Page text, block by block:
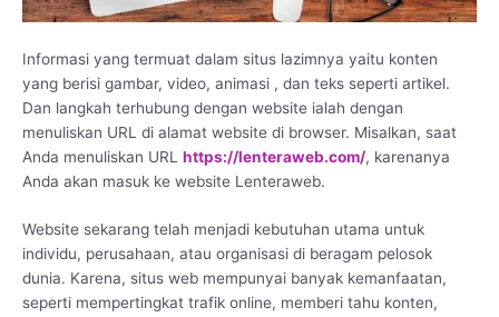
Informasi yang termuat dalam situs lazimnya yaitu konten
yang berisi gambar, video, animasi , dan teks seperti artikel.
Dan langkah terhubung dengan website ialah dengan
menuliskan URL di alamat website di browser. Misalkan, saat
Anda menuliskan URL https://lenteraweb.com/, karenanya
Anda akan masuk ke website Lenteraweb.
Website sekarang telah menjadi kebutuhan utama untuk
individu, perusahaan, atau organisasi di beragam pelosok
dunia. Karena, situs web mempunyai banyak kemanfaatan,
seperti mempertingkat trafik online, memberi tahu konten,